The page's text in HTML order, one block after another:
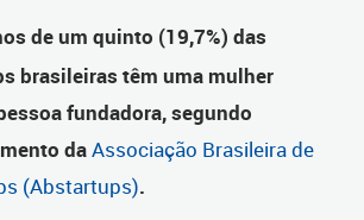
de um quinto (19,7%) das
brasileiras têm uma mulher
fundadora, segundo
daAssociação Brasileira de
(Abstartups).